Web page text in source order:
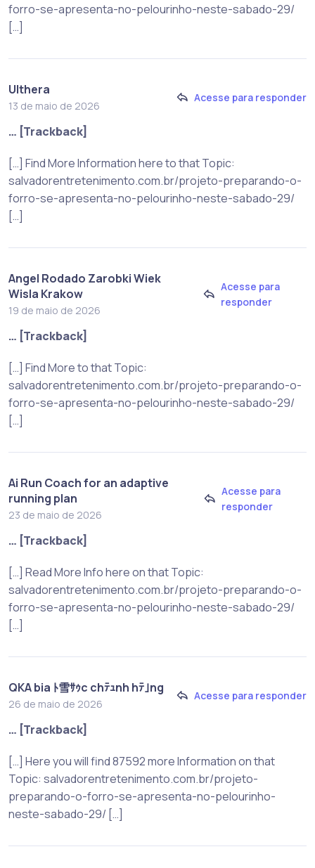
forro-se-apresenta-no-pelourinho-neste-sabado-29/
[…]
Ulthera
13 de maio de 2026
Acesse para responder
… [Trackback]
[…] Find More Information here to that Topic:
salvadorentretenimento.com.br/projeto-preparando-o-
forro-se-apresenta-no-pelourinho-neste-sabado-29/
[…]
Angel Rodado Zarobki Wiek
Wisla Krakow
19 de maio de 2026
Acesse para
responder
… [Trackback]
[…] Find More to that Topic:
salvadorentretenimento.com.br/projeto-preparando-o-
forro-se-apresenta-no-pelourinho-neste-sabado-29/
[…]
Ai Run Coach for an adaptive
running plan
23 de maio de 2026
Acesse para
responder
… [Trackback]
[…] Read More Info here on that Topic:
salvadorentretenimento.com.br/projeto-preparando-o-
forro-se-apresenta-no-pelourinho-neste-sabado-29/
[…]
QKA bia ﾄ雪ｻｩc chﾃｭnh hﾃ｣ng
26 de maio de 2026
Acesse para responder
… [Trackback]
[…] Here you will find 87592 more Information on that
Topic: salvadorentretenimento.com.br/projeto-
preparando-o-forro-se-apresenta-no-pelourinho-
neste-sabado-29/ […]